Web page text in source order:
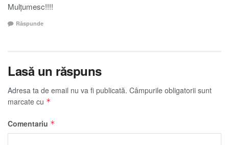
Mulțumesc!!!!
Răspunde
Lasă un răspuns
Adresa ta de email nu va fi publicată. Câmpurile obligatorii sunt
marcate cu *
Comentariu *